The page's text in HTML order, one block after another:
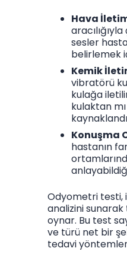
Hava
sesler
belirlemek
Kemik
vibratörü
kulağa
kulaktan
Konuşma
hastanın
Odyometri testi,
analizini
oynar. Bu test
ve türü net bir
tedavi